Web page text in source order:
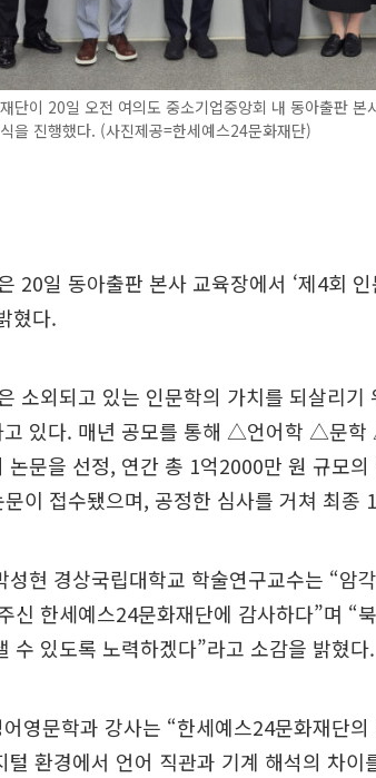
단이 20일 오전 여의도 중소기업중앙회 내 동아출판 본
을 진행했다. (사진제공=한세예스24문화재단)
20일 동아출판 본사 교육장에서 ‘제4회
혔다.
소외되고 있는 인문학의 가치를 되살리기
고 있다. 매년 공모를 통해 △언어학 △문
논문을 선정, 연간 총 1억2000만 원 규모
이 접수됐으며, 공정한 심사를 거쳐 최종
성현 경상국립대학교 학술연구교수는 “암
신 한세예스24문화재단에 감사하다”며 “
수 있도록 노력하겠다”라고 소감을 밝혔다.
영문학과 강사는 “한세예스24문화재단
털 환경에서 언어 직관과 기계 해석의 차이